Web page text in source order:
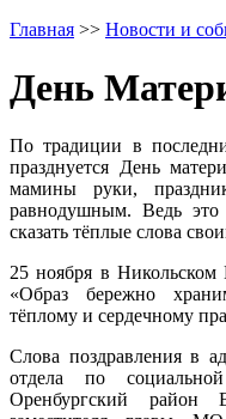
Главная >> Новости и
День
По традиции в
празднуется День
мамины руки,
равнодушным. Ведь
сказать тёплые слова
25 ноября в Никольском
«Образ бережно
тёплому и сердечному
Слова поздравления в
отдела по
Оренбургский